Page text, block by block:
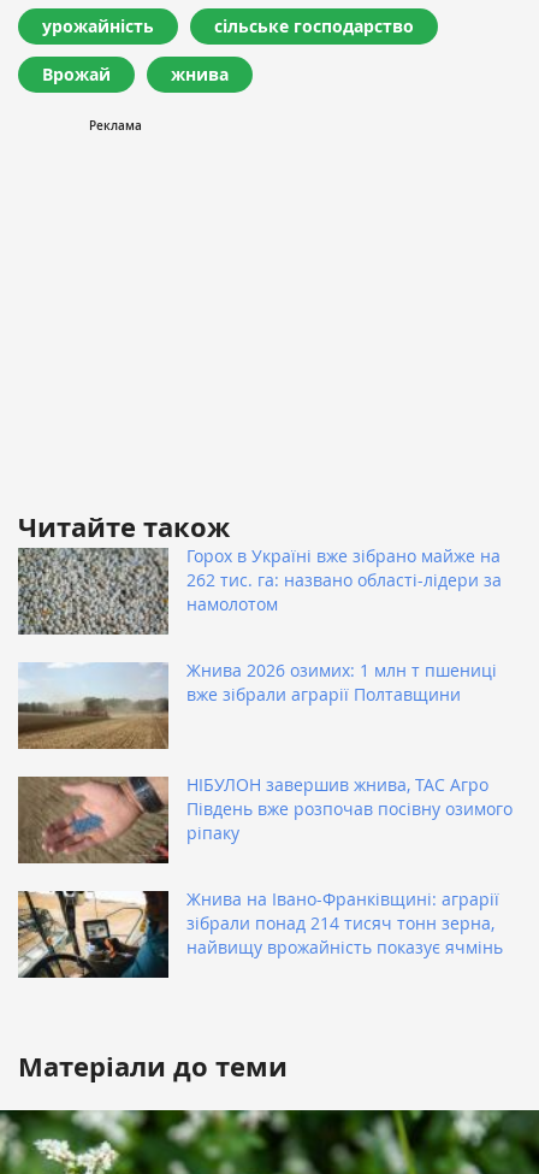
урожайність сільське господарство
Врожай жнива
Читайте також
Горох в Україні вже зібрано майже на
262 тис. га: названо області-лідери за
намолотом
Жнива 2026 озимих: 1 млн т пшениці
вже зібрали аграрії Полтавщини
НІБУЛОН завершив жнива, ТАС Агро
Південь вже розпочав посівну озимого
ріпаку
Жнива на Івано-Франківщині: аграрії
зібрали понад 214 тисяч тонн зерна,
найвищу врожайність показує ячмінь
Матеріали до теми